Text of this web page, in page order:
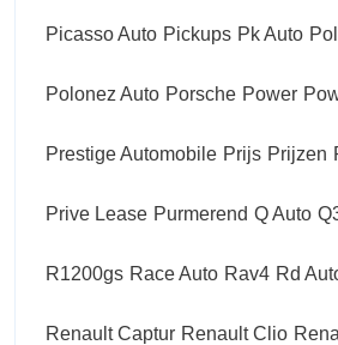
Picasso Auto Pickups Pk Auto
Polonez Auto Porsche Power
Prestige Automobile Prijs Prijzen
Prive Lease Purmerend Q Auto
R1200gs Race Auto Rav4 Rd
Renault Captur Renault Clio